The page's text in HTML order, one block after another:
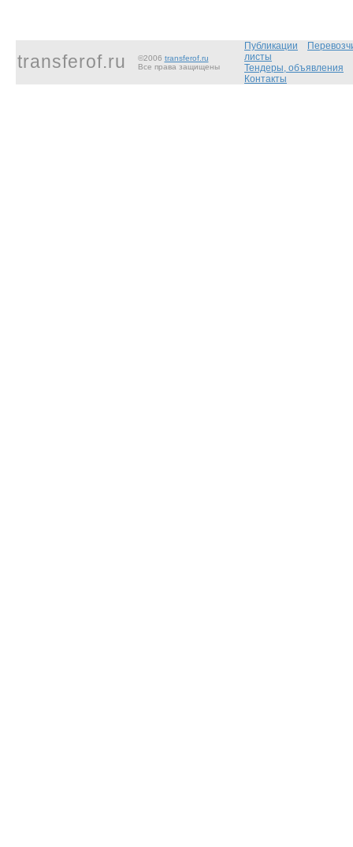
transferof.ru ©2006 transferof.ru
Все права защищены
Публикации
листы
Тендеры, объявления
Контакты